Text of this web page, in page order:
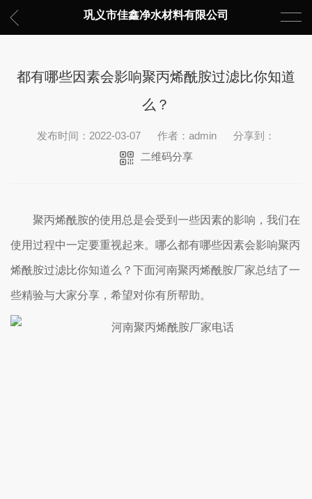
巩义市佳鑫净水材料有限公司
都有哪些因素会影响聚丙烯酰胺过滤比你知道
么？
发布时间：2022-03-07 作者：admin
分享到：
二维码分享
聚丙烯酰胺的使用总是会受到一些因素的影响，我们在
使用过程中一定要重视起来。哪么都有哪些因素会影响聚丙
烯酰胺过滤比你知道么？下面河南聚丙烯酰胺厂家总结了一
些精验与大家分享，希望对你有所帮助。